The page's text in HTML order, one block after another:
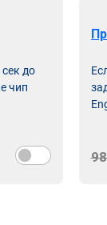
до
чип